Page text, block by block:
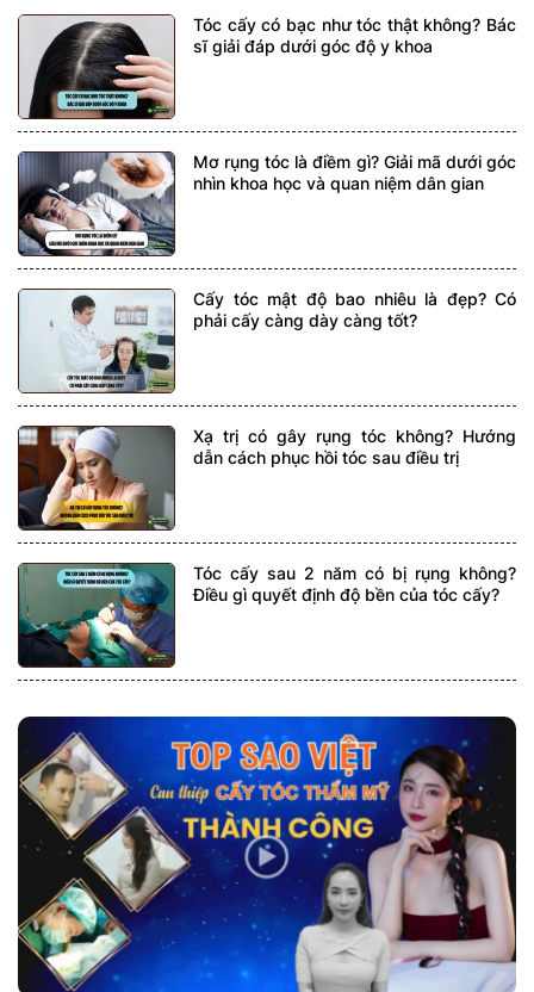
Tóc cấy có bạc như tóc thật không? Bác
sĩ giải đáp dưới góc độ y khoa
Mơ rụng tóc là điềm gì? Giải mã dưới góc
nhìn khoa học và quan niệm dân gian
Cấy tóc mật độ bao nhiêu là đẹp? Có
phải cấy càng dày càng tốt?
Xạ trị có gây rụng tóc không? Hướng
dẫn cách phục hồi tóc sau điều trị
Tóc cấy sau 2 năm có bị rụng không?
Điều gì quyết định độ bền của tóc cấy?